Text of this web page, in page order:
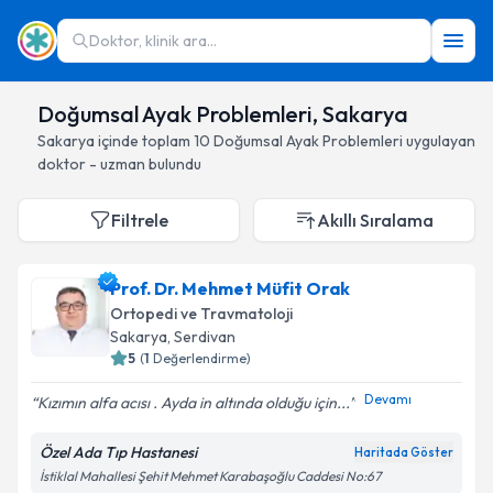
Doktor, klinik ara...
Doğumsal Ayak Problemleri, Sakarya
Sakarya içinde toplam 10 Doğumsal Ayak Problemleri uygulayan
doktor - uzman bulundu
Filtrele Akıllı Sıralama
Prof. Dr. Mehmet Müfit Orak
Ortopedi ve Travmatoloji
Sakarya, Serdivan
5 (1 Değerlendirme)
Kızımın alfa acısı . Ayda in altında olduğu için... Devamı
Özel Ada Tıp Hastanesi Haritada Göster
İstiklal Mahallesi Şehit Mehmet Karabaşoğlu Caddesi No:67